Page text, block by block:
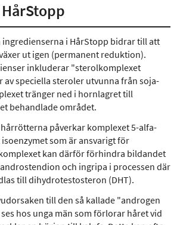
ingredienserna i HårStopp bidrar till att
ut igen (permanent reduktion).
inkluderar "sterolkomplexet
av speciella steroler utvunna från soja-
tränger ned i hornlagret till
behandlade området.
påverkar komplexet 5-alfa-
som är ansvarigt för
kan därför förhindra bildandet
och ingripa i processen där
till dihydrotestosteron (DHT).
till den så kallade "androgen
hos unga män som förlorar håret vid